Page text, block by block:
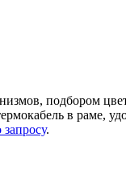
подбором
в раме,
запросу.